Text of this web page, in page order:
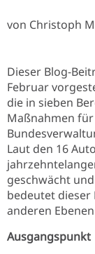
von Christoph
Dieser Blog-
Februar
die in sieben
Maßnahmen
Laut den 16
geschwächt
bedeutet dieser
anderen
Ausgangspunkt